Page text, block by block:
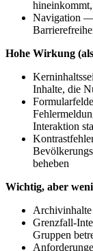
Navigation —
Hohe Wirkung
Inhalte, die
Interaktion
beheben
Wichtig, aber
Grenzfall-
Gruppen